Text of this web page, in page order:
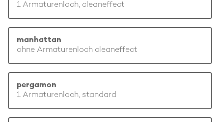
1 Armaturenloch, cleaneffect
manhattan
ohne Armaturenloch cleaneffect
pergamon
1 Armaturenloch, standard